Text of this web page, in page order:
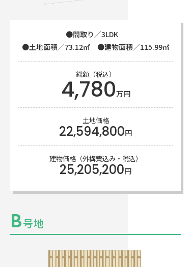
●間取り／3LDK
●土地面積／73.12㎡ ●建物面積／115.99㎡
総額（税込）
4,780万円
土地価格
22,594,800円
建物価格（外構費込み・税込）
25,205,200円
B号地